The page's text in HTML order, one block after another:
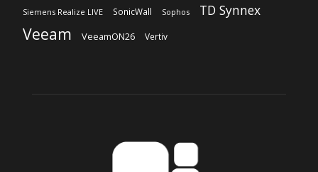
Siemens Realize LIVE SonicWall Sophos TD Synnex
Veeam VeeamON26 Vertiv